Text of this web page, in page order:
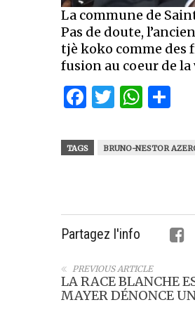
La commune de
Pas de doute,
tjè koko comme des
fusion au coeur de la
Facebook
Twitter
TAGS BRUNO-NESTOR
Partagez l'info
PREVIOUS ARTICLE
LA RACE BLANCHE
MAYER DÉNONCE